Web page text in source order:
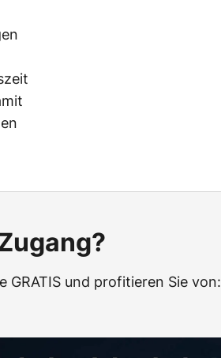
GRATIS und profitieren Sie von: